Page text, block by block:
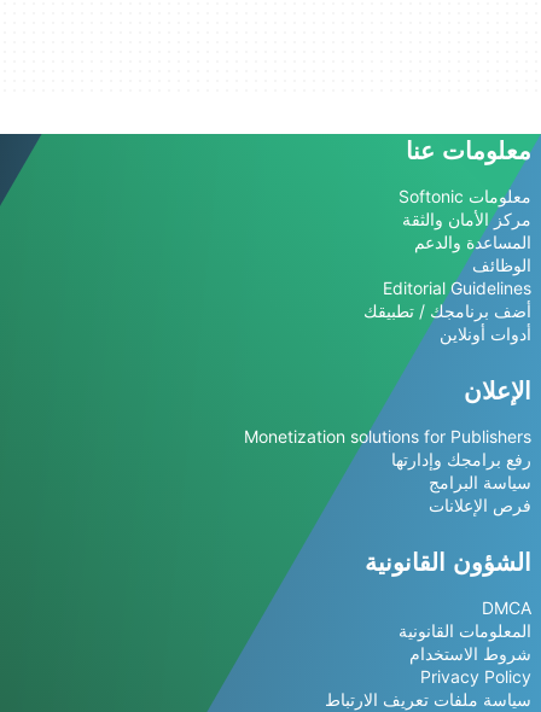
معلومات عنا
معلومات Softonic
مركز الأمان والثقة
المساعدة والدعم
الوظائف
Editorial Guidelines
أضف برنامجك / تطبيقك
أدوات أونلاين
الإعلان
Monetization solutions for Publishers
رفع برامجك وإدارتها
سياسة البرامج
فرص الإعلانات
الشؤون القانونية
DMCA
المعلومات القانونية
شروط الاستخدام
Privacy Policy
سياسة ملفات تعريف الارتباط